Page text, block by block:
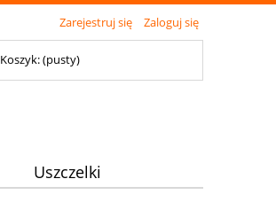
Zarejestruj się Zaloguj się
Koszyk:(pusty)
Uszczelki